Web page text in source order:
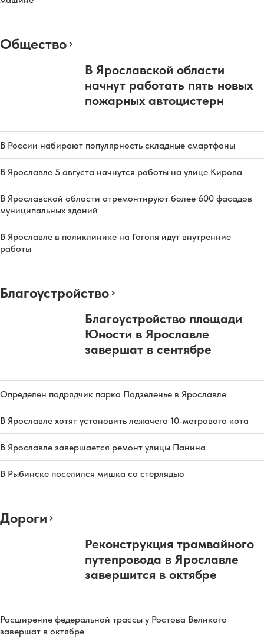
Общество
В Ярославской области
начнут работать пять новых
пожарных автоцистерн
В России набирают популярность складные смартфоны
В Ярославле 5 августа начнутся работы на улице Кирова
В Ярославской области отремонтируют более 600 фасадов
муниципальных зданий
В Ярославле в поликлинике на Гоголя идут внутренние
работы
Благоустройство
Благоустройство площади
Юности в Ярославле
завершат в сентябре
Определен подрядчик парка Подзеленье в Ярославле
В Ярославле хотят установить лежачего 10-метрового кота
В Ярославле завершается ремонт улицы Панина
В Рыбинске поселился мишка со стерлядью
Дороги
Реконструкция трамвайного
путепровода в Ярославле
завершится в октябре
Расширение федеральной трассы у Ростова Великого
завершат в октябре